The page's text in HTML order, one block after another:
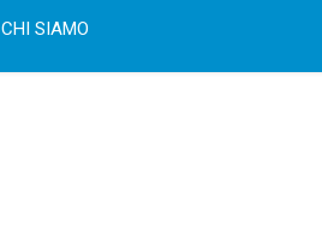
CHI SIAMO